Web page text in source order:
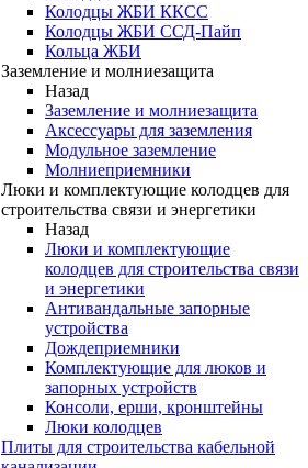
Колодцы ЖБИ ККСС
Колодцы ЖБИ ССД-Пайп
Кольца ЖБИ
Заземление и молниезащита
Назад
Заземление и молниезащита
Аксессуары для заземления
Модульное заземление
Молниеприемники
Люки и комплектующие колодцев для
строительства связи и энергетики
Назад
Люки и комплектующие
колодцев для строительства связи
и энергетики
Антивандальные запорные
устройства
Дождеприемники
Комплектующие для люков и
запорных устройств
Консоли, ерши, кронштейны
Люки колодцев
Плиты для строительства кабельной